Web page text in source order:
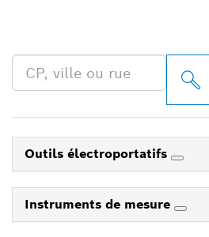
Outils électroportatifs
Instruments de mesure